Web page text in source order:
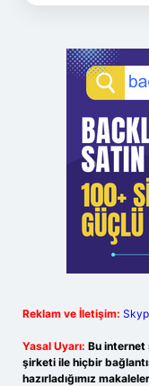
Reklam ve İletişim:
Yasal Uyarı: Bu internet
şirketi ile hiçbir
hazırladığımız